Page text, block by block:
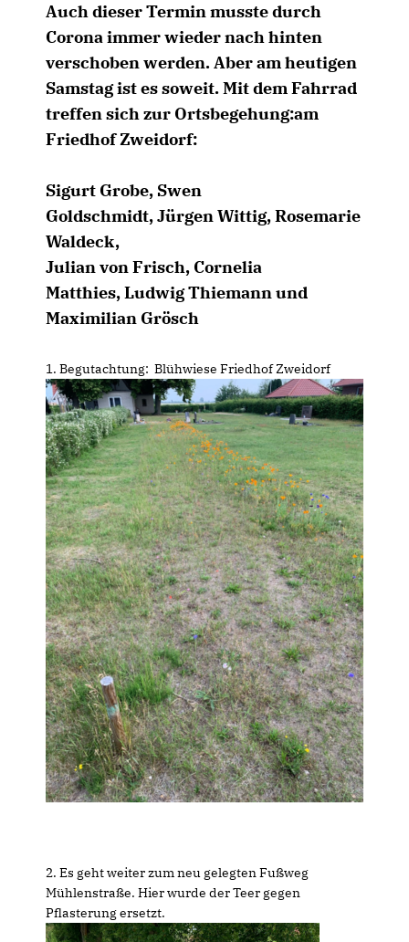
Auch dieser Termin musste durch
Corona immer wieder nach hinten
verschoben werden. Aber am heutigen
Samstag ist es soweit. Mit dem Fahrrad
treffen sich zur Ortsbegehung:am
Friedhof Zweidorf:
Sigurt Grobe, Swen
Goldschmidt, Jürgen Wittig, Rosemarie
Waldeck,
Julian von Frisch, Cornelia
Matthies, Ludwig Thiemann und
Maximilian Grösch
1. Begutachtung: Blühwiese Friedhof Zweidorf
2. Es geht weiter zum neu gelegten Fußweg
Mühlenstraße. Hier wurde der Teer gegen
Pflasterung ersetzt.